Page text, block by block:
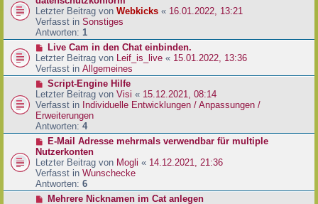
g
B
e
i
t
a
g
u
e
r
B
e
i
t
a
g
Letzter Beitrag von Webkicks « 16.01.2022, 13:21
Verfasst in Sonstiges
Antworten: 1
N
e
u
e
r
B
e
i
t
a
g
Live Cam in den Chat einbinden.
Letzter Beitrag von Leif_is_live « 15.01.2022, 13:36
Verfasst in Allgemeines
N
e
u
e
r
B
e
i
t
r
a
g
Script-Engine Hilfe
Letzter Beitrag von Visi « 15.12.2021, 08:14
Verfasst in Individuelle Entwicklungen / Anpassungen /
Erweiterungen
Antworten: 4
N
e
u
e
r
B
E-Mail Adresse mehrmals verwendbar für multiple
Nutzerkonten
Letzter Beitrag von Mogli « 14.12.2021, 21:36
Verfasst in Wunschecke
Antworten: 6
NMehrere Nicknamen im Cat anlegen